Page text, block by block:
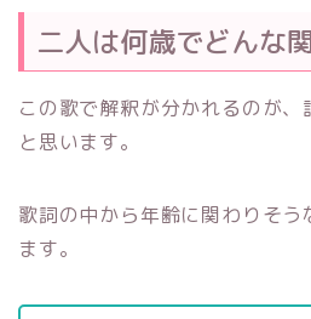
二人は何歳でどんな
この歌で解釈が分かれるのが
と思います。
歌詞の中から年齢に関わりそう
ます。